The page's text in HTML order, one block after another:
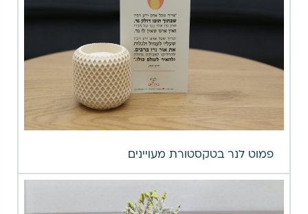
פמוט לנר בטקסטורת מעויינים